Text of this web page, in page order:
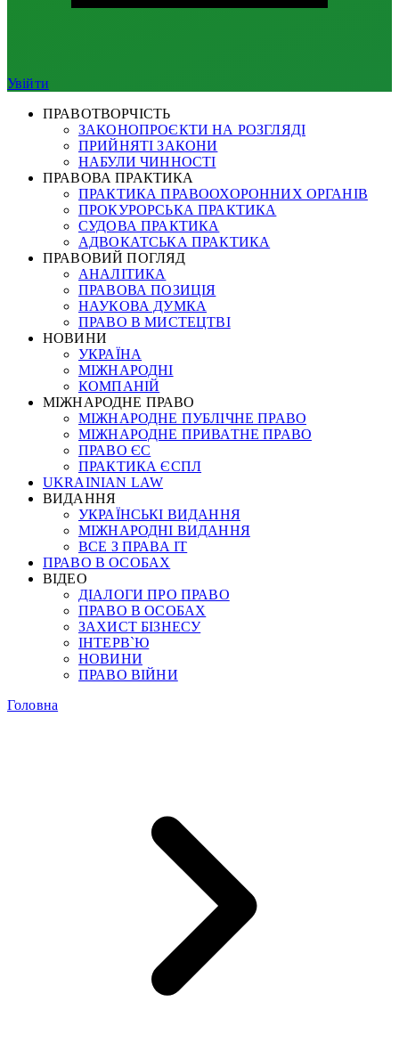
Увійти
ПРАВОТВОРЧІСТЬ
ЗАКОНОПРОЄКТИ НА РОЗГЛЯДІ
ПРИЙНЯТІ ЗАКОНИ
НАБУЛИ ЧИННОСТІ
ПРАВОВА ПРАКТИКА
ПРАКТИКА ПРАВООХОРОННИХ ОРГАНІВ
ПРОКУРОРСЬКА ПРАКТИКА
СУДОВА ПРАКТИКА
АДВОКАТСЬКА ПРАКТИКА
ПРАВОВИЙ ПОГЛЯД
АНАЛІТИКА
ПРАВОВА ПОЗИЦІЯ
НАУКОВА ДУМКА
ПРАВО В МИСТЕЦТВІ
НОВИНИ
УКРАЇНА
МІЖНАРОДНІ
КОМПАНІЙ
МІЖНАРОДНЕ ПРАВО
МІЖНАРОДНЕ ПУБЛІЧНЕ ПРАВО
МІЖНАРОДНЕ ПРИВАТНЕ ПРАВО
ПРАВО ЄС
ПРАКТИКА ЄСПЛ
UKRAINIAN LAW
ВИДАННЯ
УКРАЇНСЬКІ ВИДАННЯ
МІЖНАРОДНІ ВИДАННЯ
ВСЕ З ПРАВА ІТ
ПРАВО В ОСОБАХ
ВІДЕО
ДІАЛОГИ ПРО ПРАВО
ПРАВО В ОСОБАХ
ЗАХИСТ БІЗНЕСУ
ІНТЕРВ`Ю
НОВИНИ
ПРАВО ВІЙНИ
Головна